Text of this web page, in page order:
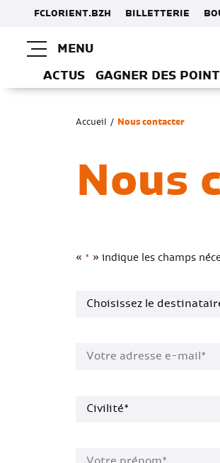
FCLORIENT.BZH BILLETTERIE
MENU
ACTUS GAGNER DES
Accueil / Nous contacter
Nous
« * » indique les champs
Choisissez le
Votre adresse e-mail*
Civilité* *
Votre prénom*